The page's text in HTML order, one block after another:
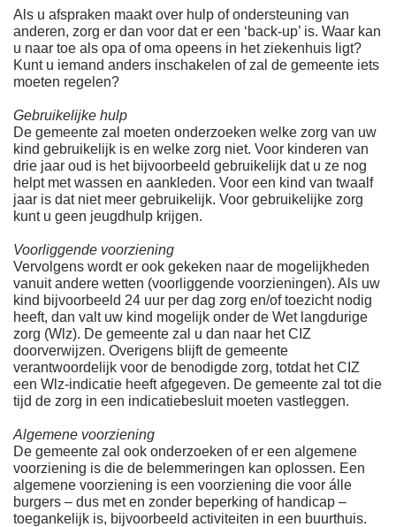
Als u afspraken maakt over hulp of ondersteuning van
anderen, zorg er dan voor dat er een ‘back-up’ is. Waar kan
u naar toe als opa of oma opeens in het ziekenhuis ligt?
Kunt u iemand anders inschakelen of zal de gemeente iets
moeten regelen?
Gebruikelijke hulp
De gemeente zal moeten onderzoeken welke zorg van uw
kind gebruikelijk is en welke zorg niet. Voor kinderen van
drie jaar oud is het bijvoorbeeld gebruikelijk dat u ze nog
helpt met wassen en aankleden. Voor een kind van twaalf
jaar is dat niet meer gebruikelijk. Voor gebruikelijke zorg
kunt u geen jeugdhulp krijgen.
Voorliggende voorziening
Vervolgens wordt er ook gekeken naar de mogelijkheden
vanuit andere wetten (voorliggende voorzieningen). Als uw
kind bijvoorbeeld 24 uur per dag zorg en/of toezicht nodig
heeft, dan valt uw kind mogelijk onder de Wet langdurige
zorg (Wlz). De gemeente zal u dan naar het CIZ
doorverwijzen. Overigens blijft de gemeente
verantwoordelijk voor de benodigde zorg, totdat het CIZ
een Wlz-indicatie heeft afgegeven. De gemeente zal tot die
tijd de zorg in een indicatiebesluit moeten vastleggen.
Algemene voorziening
De gemeente zal ook onderzoeken of er een algemene
voorziening is die de belemmeringen kan oplossen. Een
algemene voorziening is een voorziening die voor álle
burgers – dus met en zonder beperking of handicap –
toegankelijk is, bijvoorbeeld activiteiten in een buurthuis.